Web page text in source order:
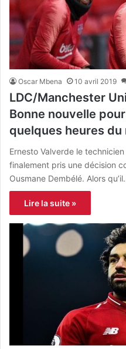
Oscar Mbena 10 avril 2019
LDC/Manchester
Bonne nouvelle
quelques heures du
Ernesto Valverde le
finalement pris une décision
Ousmane Dembélé. Alors
Lire la suite »